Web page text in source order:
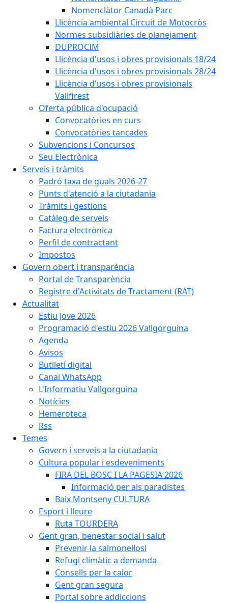
Nomenclàtor Canadà Parc
Llicència ambiental Circuit de Motocròs
Normes subsidiàries de planejament
DUPROCIM
Llicència d'usos i obres provisionals 18/24
Llicència d'usos i obres provisionals 28/24
Llicència d'usos i obres provisionals
Vallfirest
Oferta pública d'ocupació
Convocatòries en curs
Convocatòries tancades
Subvencions i Concursos
Seu Electrònica
Serveis i tràmits
Padró taxa de guals 2026-27
Punts d'atenció a la ciutadania
Tràmits i gestions
Catàleg de serveis
Factura electrònica
Perfil de contractant
Impostos
Govern obert i transparència
Portal de Transparència
Registre d'Activitats de Tractament (RAT)
Actualitat
Estiu Jove 2026
Programació d'estiu 2026 Vallgorguina
Agenda
Avisos
Butlletí digital
Canal WhatsApp
L'Informatiu Vallgorguina
Notícies
Hemeroteca
Rss
Temes
Govern i serveis a la ciutadania
Cultura popular i esdeveniments
FIRA DEL BOSC I LA PAGESIA 2026
Informació per als paradistes
Baix Montseny CULTURA
Esport i lleure
Ruta TOURDERA
Gent gran, benestar social i salut
Prevenir la salmonel·losi
Refugi climàtic a demanda
Consells per la calor
Gent gran segura
Portal sobre addiccions